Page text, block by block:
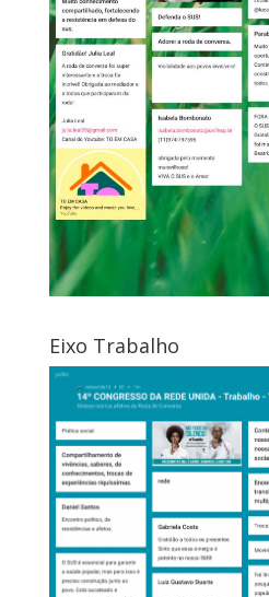
Eixo Trabalho